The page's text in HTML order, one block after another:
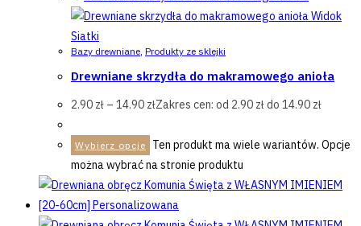
Widok
Siatki
Bazy drewniane, Produkty ze sklejki
Drewniane skrzydła do makramowego anioła
2.90 zł – 14.90 złZakres cen: od 2.90 zł do 14.90 zł
Wybierz opcje
Ten produkt ma wiele wariantów. Opcje
można wybrać na stronie produktu